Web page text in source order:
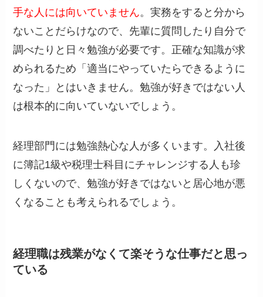
手な人には向いていません。実務をすると分から
ないことだらけなので、先輩に質問したり自分で
調べたりと日々勉強が必要です。正確な知識が求
められるため「適当にやっていたらできるように
なった」とはいきません。勉強が好きではない人
は根本的に向いていないでしょう。
経理部門には勉強熱心な人が多くいます。入社後
に簿記1級や税理士科目にチャレンジする人も珍
しくないので、勉強が好きではないと居心地が悪
くなることも考えられるでしょう。
経理職は残業がなくて楽そうな仕事だと思っ
ている